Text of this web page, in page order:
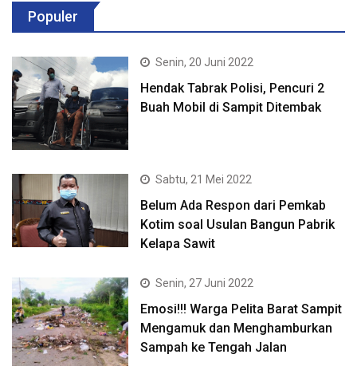
Populer
Senin, 20 Juni 2022
Hendak Tabrak Polisi, Pencuri 2
Buah Mobil di Sampit Ditembak
Sabtu, 21 Mei 2022
Belum Ada Respon dari Pemkab
Kotim soal Usulan Bangun Pabrik
Kelapa Sawit
Senin, 27 Juni 2022
Emosi!!! Warga Pelita Barat Sampit
Mengamuk dan Menghamburkan
Sampah ke Tengah Jalan